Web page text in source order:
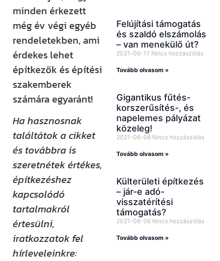
minden érkezett
még év végi egyéb
rendeletekben, ami
érdekes lehet
építkezők és építési
szakemberek
számára egyaránt!
Ha hasznosnak
találtátok a cikket
és továbbra is
szeretnétek értékes,
építkezéshez
kapcsolódó
tartalmakról
értesülni,
iratkozzatok fel
hírleveleinkre:
Felújítási támogatás
és szaldó elszámolás
– van menekülő út?
2021-06-17 Nincs hozzászólás
Tovább olvasom »
Gigantikus fűtés-
korszerűsítés-, és
napelemes pályázat
közeleg!
2021-06-08 Nincs hozzászólás
Tovább olvasom »
Külterületi építkezés
– jár-e adó-
visszatérítési
támogatás?
2021-06-06 Nincs hozzászólás
Tovább olvasom »